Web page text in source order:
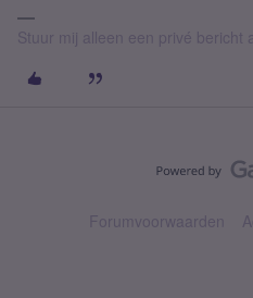
Stuur mij alleen een privé bericht
Forumvoorwaarden